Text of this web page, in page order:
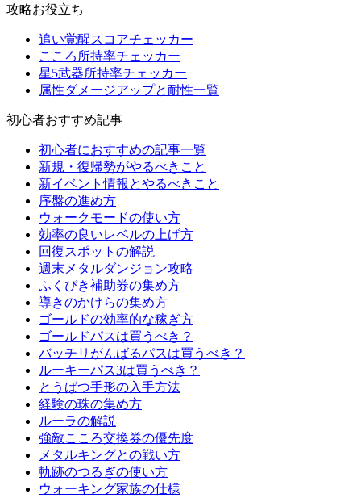
攻略お役立ち
追い覚醒スコアチェッカー
こころ所持率チェッカー
星5武器所持率チェッカー
属性ダメージアップと耐性一覧
初心者おすすめ記事
初心者におすすめの記事一覧
新規・復帰勢がやるべきこと
新イベント情報とやるべきこと
序盤の進め方
ウォークモードの使い方
効率の良いレベルの上げ方
回復スポットの解説
週末メタルダンジョン攻略
ふくびき補助券の集め方
導きのかけらの集め方
ゴールドの効率的な稼ぎ方
ゴールドパスは買うべき？
バッチリがんばるパスは買うべき？
ルーキーパス3は買うべき？
とうばつ手形の入手方法
経験の珠の集め方
ルーラの解説
強敵こころ交換券の優先度
メタルキングとの戦い方
軌跡のつるぎの使い方
ウォーキング家族の仕様